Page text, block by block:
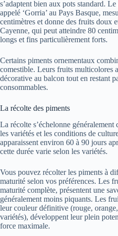
s’adaptent bien aux pots standard.
appelé ‘Gorria’ au Pays Basque,
centimètres et donne des fruits doux
Cayenne, qui peut atteindre 80
longs et fins particulièrement forts.
Certains piments ornementaux
comestible. Leurs fruits multicolores
décorative au balcon tout en restant
consommables.
La récolte des piments
La récolte s’échelonne
les variétés et les conditions de
apparaissent environ 60 à 90 jours
cette durée varie selon les variétés.
Vous pouvez récolter les piments à
maturité selon vos préférences. Les
maturité complète, présentent une
généralement moins piquants. Les
leur couleur définitive (rouge,
variétés), développent leur plein
force maximale.